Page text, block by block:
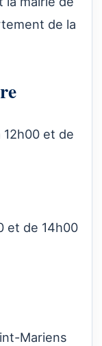
de la
12h00 et de
et de 14h00
Mariens